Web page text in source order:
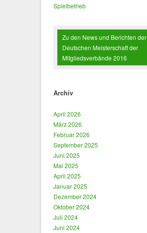
Spielbetrieb
Zu den News und Berichten der
Deutschen Meisterschaft der
Mitgliedsverbände 2016
Archiv
April 2026
März 2026
Februar 2026
September 2025
Juni 2025
Mai 2025
April 2025
Januar 2025
Dezember 2024
Oktober 2024
Juli 2024
Juni 2024